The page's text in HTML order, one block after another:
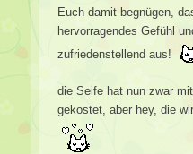
Euch damit begnügen,
hervorragendes Gefühl
zufriedenstellend aus!
die Seife hat nun zwar
gekostet, aber hey, die